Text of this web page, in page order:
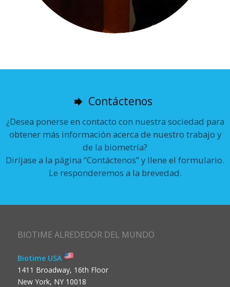
Contáctenos
¿Desea ponerse en contacto con nuestra sociedad para
obtener más información acerca de nuestro trabajo y
de la biometría?
Diríjase a la página “Contáctenos” y llene el formulario.
Le responderemos a la brevedad.
BIOTIME ALREDEDOR DEL MUNDO
Biotime USA
1411 Broadway, 16th Floor
New York, NY 10018